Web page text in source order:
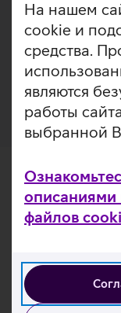
На нашем
cookie и
средства.
являются
работы
выбранной
файлов
A72.
Чехол Samsung
важнейшие
открывая умную